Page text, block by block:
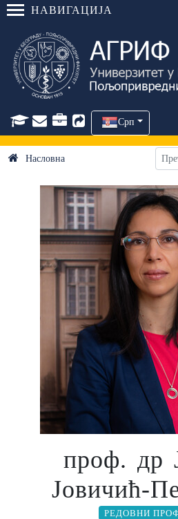
НАВИГАЦИЈА
Срп
Насловна
проф. др
Јовичић-
РЕДОВНИ